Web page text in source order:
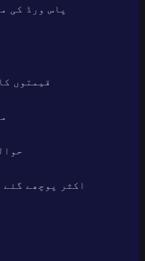
پاس ورڈ کی
قیمتوں کا
اکثر پوچھے گئے